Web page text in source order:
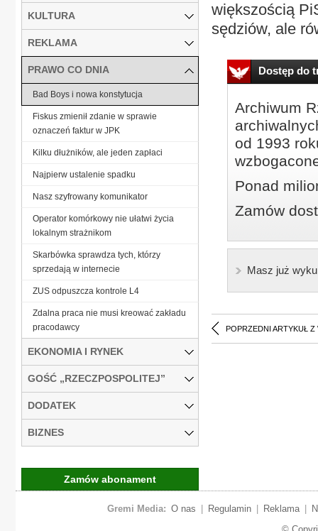
większością
sędziów, ale
Dostęp do
Archiwum
od 1993
Ponad
Zamów
Masz już
POPRZEDNI ARTYKUŁ Z
KULTURA
REKLAMA
PRAWO CO DNIA
Bad Boys i nowa konstytucja
Fiskus zmienił zdanie w sprawie
oznaczeń faktur w JPK
Kilku dłużników, ale jeden zapłaci
Najpierw ustalenie spadku
Nasz szyfrowany komunikator
Operator komórkowy nie ułatwi życia
lokalnym strażnikom
Skarbówka sprawdza tych, którzy
sprzedają w internecie
ZUS odpuszcza kontrole L4
Zdalna praca nie musi kreować zakładu
pracodawcy
EKONOMIA I RYNEK
GOŚĆ „RZECZPOSPOLITEJ”
DODATEK
BIZNES
Zamów abonament
Gremi Media: O nas Regulamin Reklama